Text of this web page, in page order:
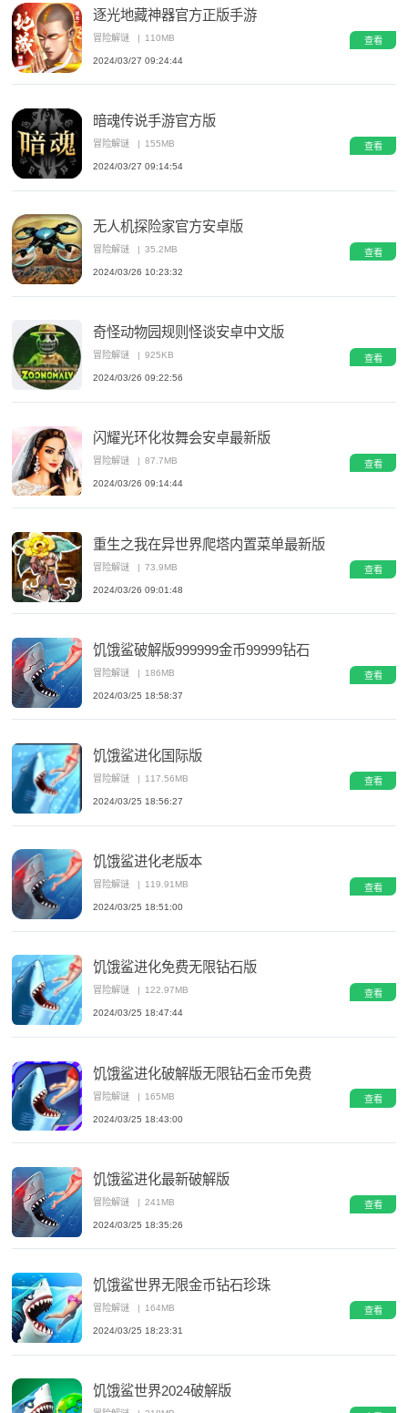
逐光地藏神器官方正版手游
冒险解谜 | 110MB
2024/03/27 09:24:44
查看
暗魂传说手游官方版
冒险解谜 | 155MB
2024/03/27 09:14:54
查看
无人机探险家官方安卓版
冒险解谜 | 35.2MB
2024/03/26 10:23:32
查看
奇怪动物园规则怪谈安卓中文版
冒险解谜 | 925KB
2024/03/26 09:22:56
查看
闪耀光环化妆舞会安卓最新版
冒险解谜 87.7MB
2024/03/26 09:14:44
查看
重生之我在异世界爬塔内置菜单最新版
冒险解谜 | 73.9MB
2024/03/26 09:01:48
查看
饥饿鲨破解版999999金币99999钻石
冒险解谜 | 186MB
2024/03/25 18:58:37
查看
饥饿鲨进化国际版
冒险解谜 | 117.56MB
2024/03/25 18:56:27
查看
饥饿鲨进化老版本
冒险解谜 | 119.91MB
2024/03/25 18:51:00
查看
饥饿鲨进化免费无限钻石版
冒险解谜 | 122.97MB
2024/03/25 18:47:44
查看
饥饿鲨进化破解版无限钻石金币免费
冒险解谜 | 165MB
2024/03/25 18:43:00
查看
饥饿鲨进化最新破解版
冒险解谜 | 241MB
2024/03/25 18:35:26
查看
饥饿鲨世界无限金币钻石珍珠
冒险解谜 | 164MB
2024/03/25 18:23:31
查看
饥饿鲨世界2024破解版